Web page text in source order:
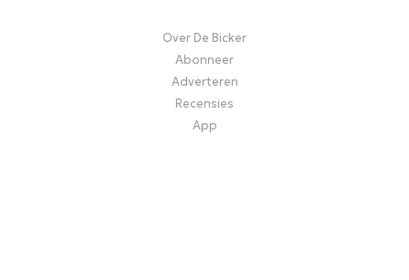
Over De Bicker
Abonneer
Adverteren
Recensies
App